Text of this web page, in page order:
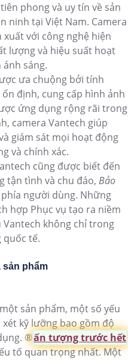
phong và uy tín về sản
ninh tại Việt Nam. Camera
với công nghệ hiện
lượng và hiệu suất hoạt
sáng.
ưa chuộng bởi tính
định, cung cấp hình ảnh
ứng dụng rộng rãi trong
camera Vantech giúp
giám sát mọi hoạt động
và chính xác.
cũng được biết đến
tận tình và chu đáo, Bảo
người dùng. Những
hợp Phục vụ tạo ra niềm
không chỉ trong
tế.
phẩm
sản phẩm, một số yếu
kỹ lưỡng bao gồm độ
®️ấn tượng trước hết
tố quan trọng nhất. Một